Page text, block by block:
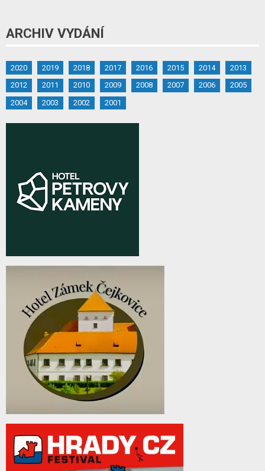
ARCHIV VYDÁNÍ
2020 2019 2018 2017 2016 2015 2014
2013
2012
2011 2010 2009 2008 2007 2006
2005
2004
2003 2002 2001